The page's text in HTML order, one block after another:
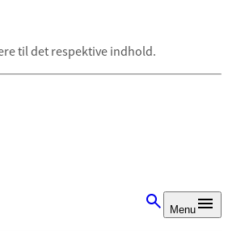
til det respektive indhold.
Menu